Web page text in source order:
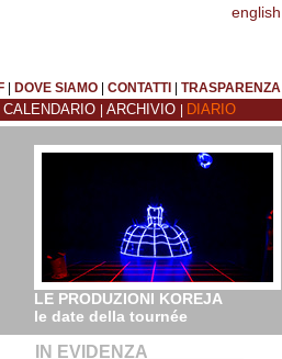
english
DOVE SIAMO CONTATTI TRASPARENZA
CALENDARIO ARCHIVIO DIARIO
LE PRODUZIONI KOREJA
le date della tournée
IN EVIDENZA